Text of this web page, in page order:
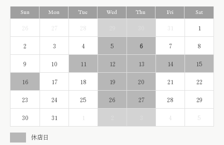
26 27 28 31 1
2 3 4 5 6 7 8
9 10 11 12 13 14 15
16 17 18 19 20 21 22
23 24 25 26 27 28 29
30 31 1 4 5
休店日